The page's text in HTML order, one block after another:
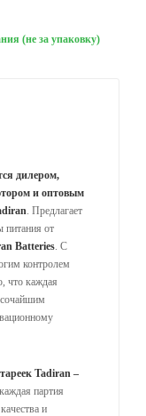
(не за упаковку)
дилером,
и оптовым
. Предлагает
питания от
Batteries . С
контролем
что каждая
Tadiran –
партия
и